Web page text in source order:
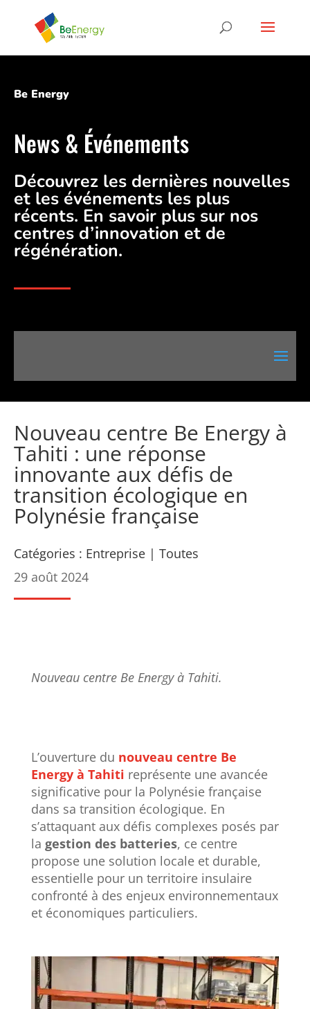
Be Energy
News & Événements
Découvrez les dernières nouvelles
et les événements les plus
récents. En savoir plus sur nos
centres d’innovation et de
régénération.
Nouveau centre Be Energy à
Tahiti : une réponse
innovante aux défis de
transition écologique en
Polynésie française
Catégories : Entreprise | Toutes
29 août 2024
Nouveau centre Be Energy à Tahiti.
L’ouverture du nouveau centre Be
Energy à Tahiti représente une avancée
significative pour la Polynésie française
dans sa transition écologique. En
s’attaquant aux défis complexes posés par
la gestion des batteries, ce centre
propose une solution locale et durable,
essentielle pour un territoire insulaire
confronté à des enjeux environnementaux
et économiques particuliers.